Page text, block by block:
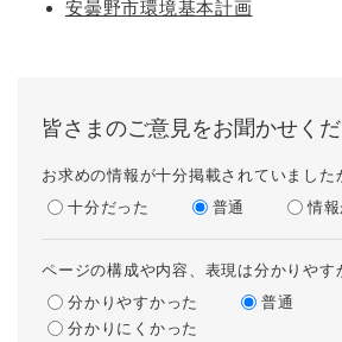
安曇野市環境基本計画
皆さまのご意見をお聞かせく
お求めの情報が十分掲載されていました
十分だった
普通 情
ページの構成や内容、表現は分かりやす
分かりやすかった
普通
分かりにくかった